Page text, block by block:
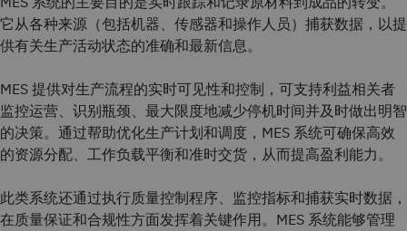
它从各种来源（包括机器、传感器和操作人员）捕获数据，以提
供有关生产活动状态的准确和最新信息。
MES 提供对生产流程的实时可见性和控制，可支持利益相关者
监控运营、识别瓶颈、最大限度地减少停机时间并及时做出明智
的决策。通过帮助优化生产计划和调度，MES 系统可确保高效
的资源分配、工作负载平衡和准时交货，从而提高盈利能力。
此类系统还通过执行质量控制程序、监控指标和捕获实时数据，
在质量保证和合规性方面发挥着关键作用。MES 系统能够管理